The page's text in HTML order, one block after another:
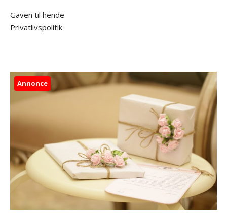
Gaven til hende
Privatlivspolitik
Annonce